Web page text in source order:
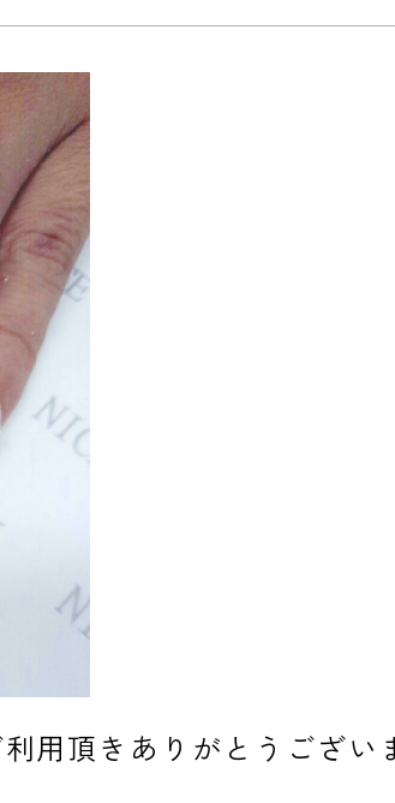
用頂きありがとうござい